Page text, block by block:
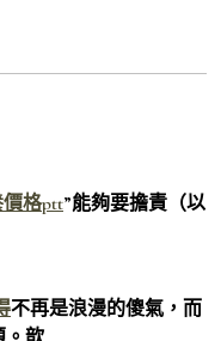
格ptt”能夠要擔責（以
不再是浪漫的傻氣，而